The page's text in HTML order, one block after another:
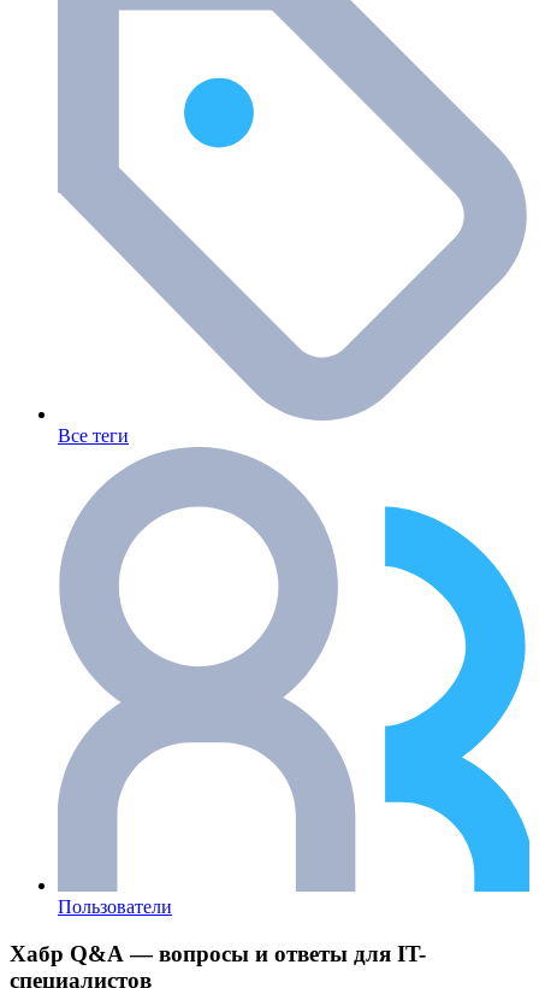
Все теги
Пользователи
Хабр Q&A — вопросы и ответы для IT-
специалистов